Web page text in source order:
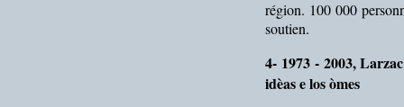
région. 100 000
soutien.
4- 1973 - 2003,
idèas e los òmes